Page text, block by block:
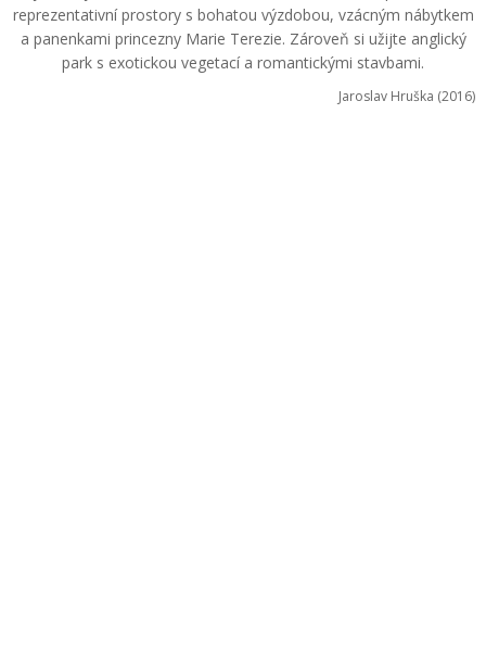
reprezentativní prostory s bohatou výzdobou, vzácným nábytkem
a panenkami princezny Marie Terezie. Zároveň si užijte anglický
park s exotickou vegetací a romantickými stavbami.
Jaroslav Hruška (2016)